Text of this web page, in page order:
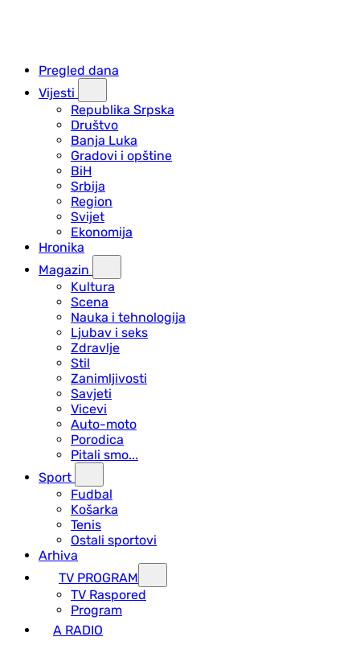
Pregled dana
Vijesti
Republika Srpska
Društvo
Banja Luka
Gradovi i opštine
BiH
Srbija
Region
Svijet
Ekonomija
Hronika
Magazin
Kultura
Scena
Nauka i tehnologija
Ljubav i seks
Zdravlje
Stil
Zanimljivosti
Savjeti
Vicevi
Auto-moto
Porodica
Pitali smo...
Sport
Fudbal
Košarka
Tenis
Ostali sportovi
Arhiva
TV PROGRAM
ТV Raspored
Program
A RADIO